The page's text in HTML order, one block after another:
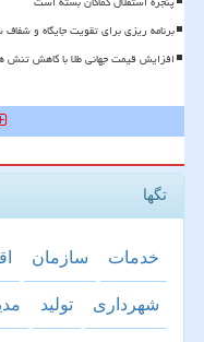
برنامه ریزی برای تقویت جایگاه و
افزایش قیمت جهانی طلا با کاهش تنش
تگها
خدمات سازمان
شهرداری تولید